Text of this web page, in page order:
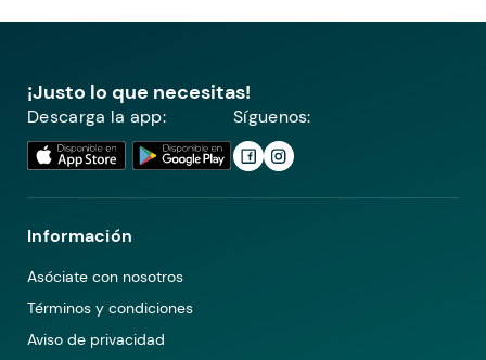
¡Justo lo que necesitas!
Descarga la app: Síguenos:
Información
Asóciate con nosotros
Términos y condiciones
Aviso de privacidad